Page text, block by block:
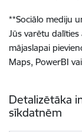
**Sociālo mediju
Jūs varētu
mājaslapai
Maps, PowerBI
Detalizētāka
sīkdatnēm